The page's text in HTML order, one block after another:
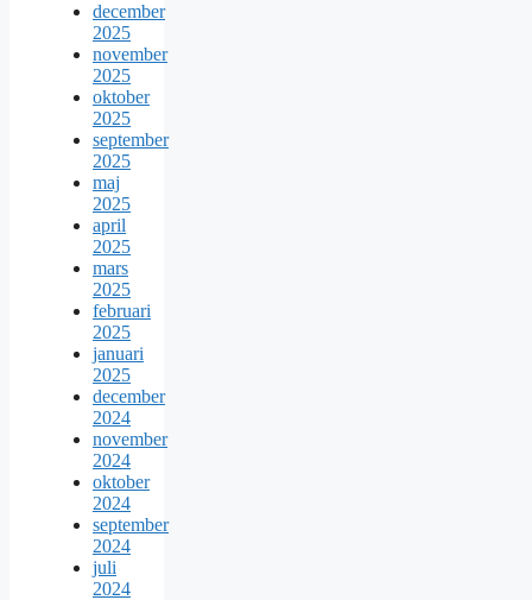
december
2025
november
2025
oktober
2025
september
2025
maj
2025
april
2025
mars
2025
februari
2025
januari
2025
december
2024
november
2024
oktober
2024
september
2024
juli
2024